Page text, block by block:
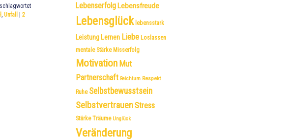
, Unfall
2
Lebenserfolg Lebensfreude
Lebensglück lebensstark
Leistung Lernen Liebe Loslassen
mentale Stärke Misserfolg
Motivation Mut
Partnerschaft Reichtum Respekt
Ruhe Selbstbewusstsein
SelbstvertrauenStress
Stärke Träume Unglück
Veränderung